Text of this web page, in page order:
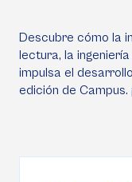
Descubre cómo la
lectura, la
impulsa el
edición de Campus.